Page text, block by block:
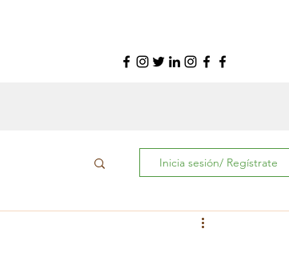
Inicia sesión/ Regístrate